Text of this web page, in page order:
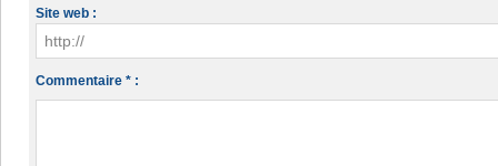
Site web :
Commentaire * :